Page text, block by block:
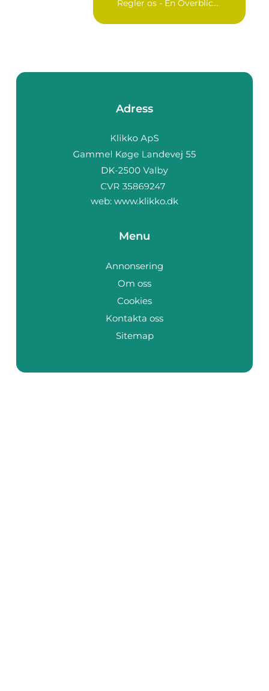
Regler os - En Överblic...
Adress
web: www.klikko.dk
Menu
Annonsering
Om oss
Cookies
Kontakta oss
Sitemap